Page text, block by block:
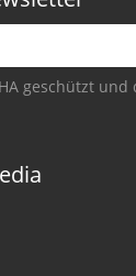
geschützt